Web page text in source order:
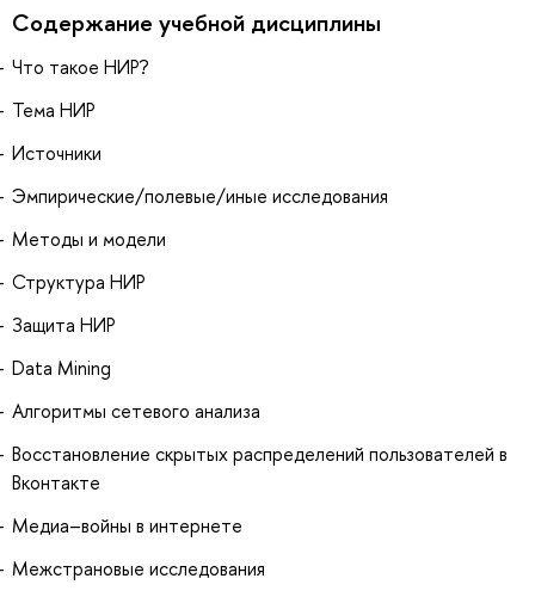
Содержание учебной дисциплины
Что такое НИР?
Тема НИР
Источники
Эмпирические/полевые/иные исследования
Методы и модели
Структура НИР
Защита НИР
Data Mining
Алгоритмы сетевого анализа
Восстановление скрытых распределений пользователей в
Вконтакте
Медиа–войны в интернете
Межстрановые исследования